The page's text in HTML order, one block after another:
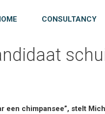
CONSULTANCY
een chimpansee”, stelt